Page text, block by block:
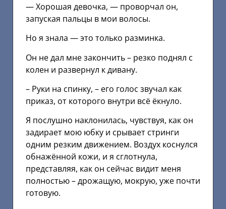
— Хорошая девочка, — проворчал он,
запуская пальцы в мои волосы.
Но я знала — это только разминка.
Он не дал мне закончить – резко поднял с
колен и развернул к дивану.
– Руки на спинку, – его голос звучал как
приказ, от которого внутри всё ёкнуло.
Я послушно наклонилась, чувствуя, как он
задирает мою юбку и срывает стринги
одним резким движением. Воздух коснулся
обнажённой кожи, и я сглотнула,
представляя, как он сейчас видит меня
полностью – дрожащую, мокрую, уже почти
готовую.